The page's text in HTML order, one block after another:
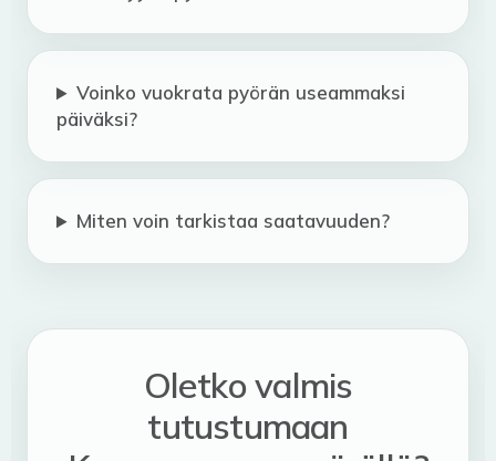
Voinko vuokrata pyörän useammaksi
päiväksi?
Miten voin tarkistaa saatavuuden?
Oletko valmis
tutustumaan